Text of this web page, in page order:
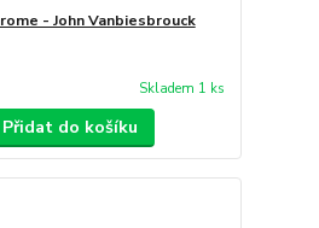
- John Vanbiesbrouck
Skladem 1 ks
Přidat do košíku